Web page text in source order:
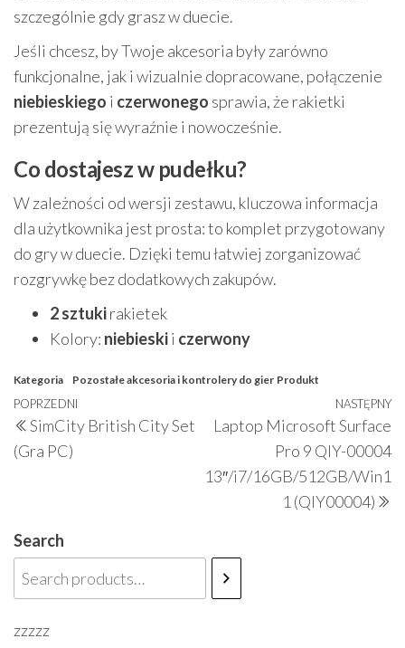
szczególnie gdy grasz w duecie.
Jeśli chcesz, by Twoje akcesoria były zarówno
funkcjonalne, jak i wizualnie dopracowane, połączenie
niebieskiego i czerwonego sprawia, że rakietki
prezentują się wyraźnie i nowocześnie.
Co dostajesz w pudełku?
W zależności od wersji zestawu, kluczowa informacja
dla użytkownika jest prosta: to komplet przygotowany
do gry w duecie. Dzięki temu łatwiej zorganizować
rozgrywkę bez dodatkowych zakupów.
2 sztukirakietek
Kolory: niebieskii czerwony
Kategoria Pozostałe akcesoria i kontrolery do gier Produkt
Nawigacja
wpisu
Poprzedni
wpis
POPRZEDNI
SimCity British City Set
(Gra PC)
NASTĘPNY
Laptop Microsoft Surface
Pro 9 QIY-00004
13″/i7/16GB/512GB/Win1
1 (QIY00004)
Search
zzzzz